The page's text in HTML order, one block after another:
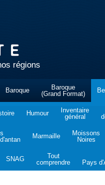
régions
Baroque
Baroque
(Grand Format)
Humour
Inventaire
général
Marmaille
Moissons
Noires
SNAG
Tout
comprendre
Pays